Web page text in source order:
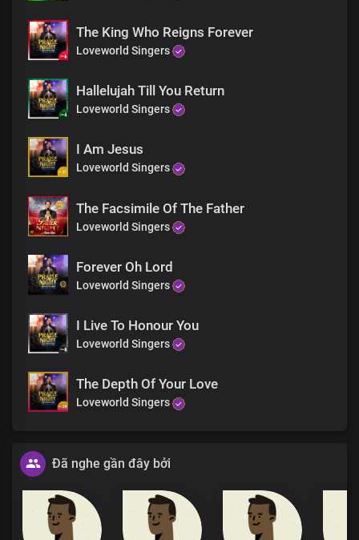
The King Who Reigns Forever
Loveworld Singers
Hallelujah Till You Return
Loveworld Singers
I Am Jesus
Loveworld Singers
The Facsimile Of The Father
Loveworld Singers
Forever Oh Lord
Loveworld Singers
I Live To Honour You
Loveworld Singers
The Depth Of Your Love
Loveworld Singers
Đã nghe gần đây bởi